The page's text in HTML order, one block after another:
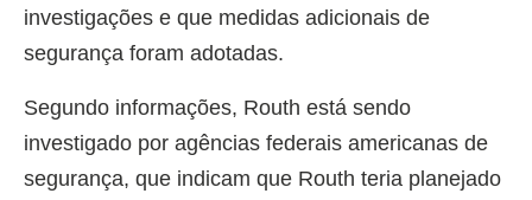
investigações e que medidas adicionais de
segurança foram adotadas.
Segundo informações, Routh está sendo
investigado por agências federais americanas de
segurança, que indicam que Routh teria planejado